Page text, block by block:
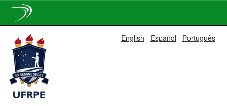
navigation
English Español Português